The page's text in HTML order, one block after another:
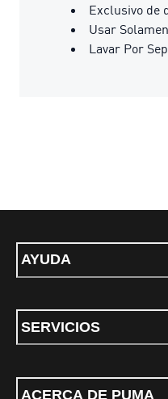
Exclusivo de
Usar
Lavar Por
AYUDA
SERVICIOS
ACERCA DE PUMA